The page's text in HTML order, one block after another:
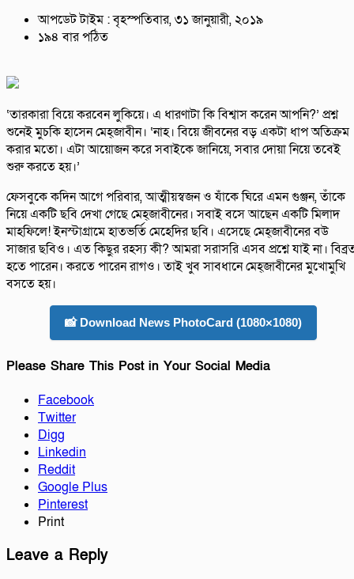
আপডেট টাইম : বৃহস্পতিবার, ৩১ জানুয়ারী, ২০১৯
১৯৪ বার পঠিত
‘তারকারা বিয়ে করবেন লুকিয়ে। এ ধারণাটা কি বিশ্বাস করেন আপনি?’ প্রশ্ন
শুনেই মুচকি হাসেন মেহ্জাবীন। ‘নাহ। বিয়ে জীবনের বড় একটা ধাপ অতিক্রম
করার মতো। এটা আয়োজন করে সবাইকে জানিয়ে, সবার দোয়া নিয়ে তবেই
শুরু করতে হয়।’
ফেসবুকে কদিন আগে পরিবার, আত্মীয়স্বজন ও যাঁকে ঘিরে এমন গুঞ্জন, তাঁকে
নিয়ে একটি ছবি দেখা গেছে মেহ্জাবীনের। সবাই বসে আছেন একটি মিলাদ
মাহফিলে! ইনস্টাগ্রামে হাতভর্তি মেহেদির ছবি। এসেছে মেহ্জাবীনের বউ
সাজার ছবিও। এত কিছুর রহস্য কী? আমরা সরাসরি এসব প্রশ্নে যাই না।
হতে পারেন। করতে পারেন রাগও। তাই খুব সাবধানে মেহ্জাবীনের মুখোমুখি
বসতে হয়।
📸 Download News PhotoCard (1080×1080)
Please Share This Post in Your Social Media
Facebook
Twitter
Digg
Linkedin
Reddit
Google Plus
Pinterest
Print
Leave a Reply